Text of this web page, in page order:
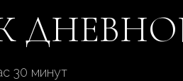
30 минут